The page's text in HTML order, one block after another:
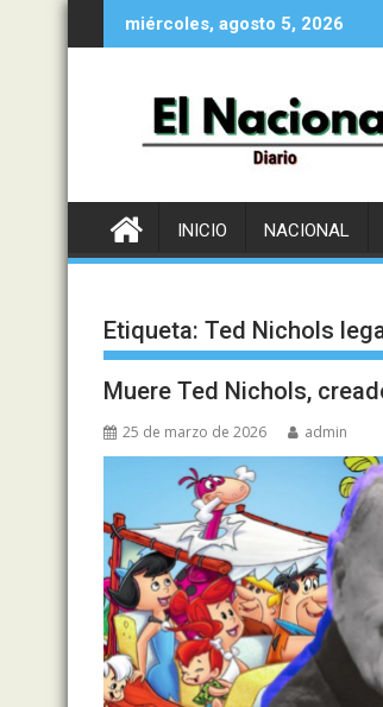
al
miércoles, agosto 5, 2026
INICIO NACIONAL
Etiqueta: Ted Nichols
Muere Ted Nichols,
25 de marzo de 2026 admin